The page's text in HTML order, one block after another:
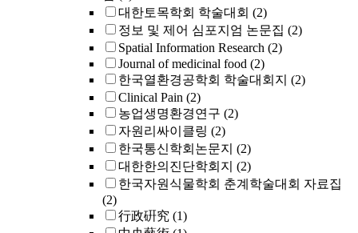
대한토목학회 학술대회 (2)
정보 및 제어 심포지엄 논문집 (2)
Spatial Information Research (2)
Journal of medicinal food (2)
한국열환경공학회 학술대회지 (2)
Clinical Pain (2)
농업생명환경연구 (2)
자원리싸이클링 (2)
한국통신학회논문지 (2)
대한한의진단학회지 (2)
한국자원식물학회 춘계학술대회 자료집
(2)
行政硏究 (1)